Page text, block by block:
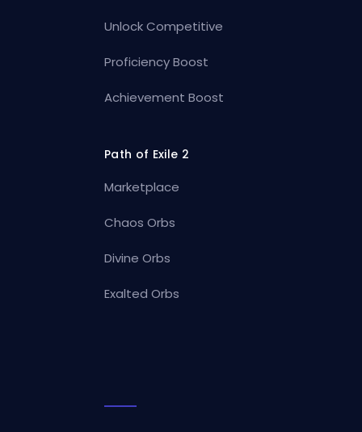
Unlock Competitive
Proficiency Boost
Achievement Boost
Path of Exile 2
Marketplace
Chaos Orbs
Divine Orbs
Exalted Orbs